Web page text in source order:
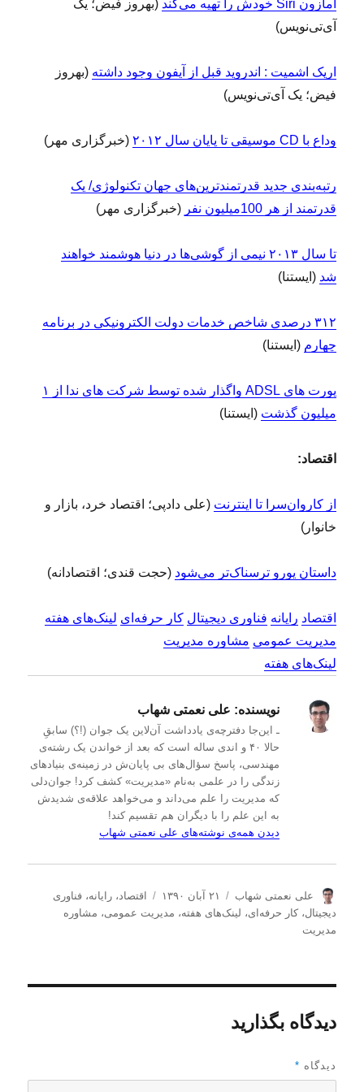
آمازون Siri خودش را تهیه می‌کند
(بهروز فیض؛ یک
آی‌تی‌نویس)
اریک اشمیت : اندروید قبل از آیفون وجود داشته (بهروز
فیض؛ یک آی‌تی‌نویس)
وداع با CD موسیقی تا پایان سال ۲۰۱۲ (خبرگزاری مهر)
رتبه‌بندی جدید قدرتمندترین‌های جهان تکنولوژی/ یک
قدرتمند از هر 100میلیون نفر
(خبرگزاری مهر)
تا سال ۲۰۱۳ نیمی از گوشی‌ها در دنیا هوشمند خواهند
شد (ایستنا)
۳۱۲ درصدی شاخص خدمات دولت الکترونیکی در برنامه
چهارم (ایستنا)
پورت های ADSL واگذار شده توسط شرکت های ندا از ۱
میلیون گذشت (ایستنا)
اقتصاد:
از کاروان‌سرا تا اینترنت (علی دادپی؛ اقتصاد خرد، بازار و
خانوار)
داستان یورو ترسناک‌تر می‌شود (حجت قندی؛ اقتصادانه)
اقتصاد رایانه فناوری دیجیتال کار حرفه‌ای لینک‌های هفته
مدیریت عمومی مشاوره مدیریت
لینک‌های هفته
نویسنده: علی نعمتی شهاب
ـ این‌جا دفترچه‌ی یادداشت‌ آن‌لاین یک جوان (!؟) سابقِ
حالا ۴۰ و اندی ساله است که بعد از خواندن یک رشته‌ی
مهندسی، پاسخ سؤال‌های بی پایان‌ش در زمینه‌ی بنیادهای
زندگی را در علمی به‌نام «مدیریت» کشف کرد! جوان‌دلی
که مدیریت را علم می‌داند و می‌خواهد علاقه‌ی شدیدش
به این علم را با دیگران هم تقسیم کند!
دیدن همه‌ی نوشته‌های علی نعمتی شهاب
ن
و
ی
علی نعمتی شهاب
ا
ر
۲۱ آبان ۱۳۹۰
د
س
اقتصاد ،رایانه،فناوری
دیجیتال،کار حرفه‌ای، لینک‌های هفته، مدیریت عمومی، مشاوره
مدیریت
دیدگاه بگذارید
دیدگاه *